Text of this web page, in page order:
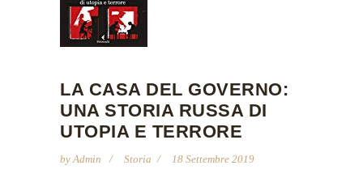
LA CASA DEL GOVERNO:
UNA STORIA RUSSA DI
UTOPIA E TERRORE
byAdmin Storia 18 Settembre 2019